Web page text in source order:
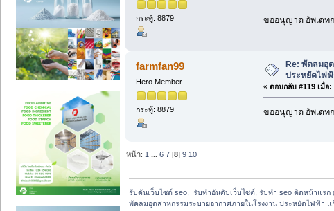
กระทู้: 8879 ขออนุญาต อัพเดท
farmfan99
Hero Member
กระทู้: 8879
Re: พัดลมอุ
ประหยัดไฟ
« ตอบกลับ #119 เมื่อ:
ขออนุญาต อัพเดท
หน้า: 1 ...6 7 [8]9 10
รับดันเว็บไซต์ seo,  รับทำอันดับเว็บไซต์, รับทำ seo ติดหน้าแรก
พัดลมอุตสาหกรรมระบายอากาศภายในโรงงาน ประหยัดไฟฟ้า